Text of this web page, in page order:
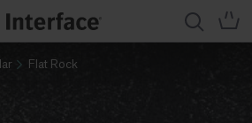
Flat Rock